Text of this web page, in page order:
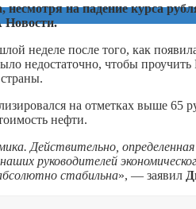
на падение курса
неделе после того, как
недостаточно, чтобы
на отметках выше 65
нефти.
Действительно,
руководителей
стабильна», — заявил